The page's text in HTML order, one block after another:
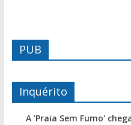
PUB
Inquérito
A 'Praia Sem Fumo'